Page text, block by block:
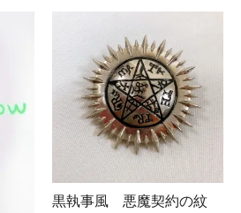
黒執事風 悪魔契約の紋